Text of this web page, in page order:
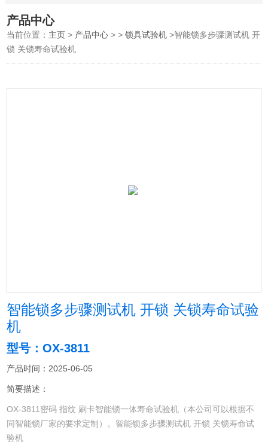
产品中心
当前位置： 主页 > 产品中心 > >锁具试验机 >智能锁多步骤测试机 开
锁 关锁寿命试验机
智能锁多步骤测试机 开锁 关锁寿命试验
机
型号：OX-3811
产品时间：2025-06-05
简要描述：
OX-3811密码 指纹 刷卡智能锁一体寿命试验机（本公司可以根据不
同智能锁厂家的要求定制）。智能锁多步骤测试机 开锁 关锁寿命试
验机